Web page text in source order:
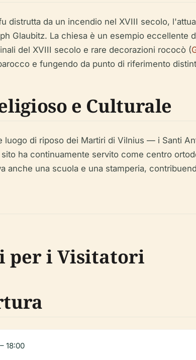
distrutta da un incendio nel XVIII secolo,
Glaubitz. La chiesa è un esempio
del XVIII secolo e rare decorazioni rococò (
e fungendo da punto di riferimento
e Culturale
luogo di riposo dei Martiri di Vilnius — i Santi
ha continuamente servito come centro
anche una scuola e una stamperia,
per i Visitatori
18:00